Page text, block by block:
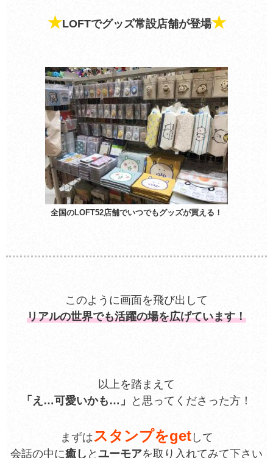
★LOFTでグッズ常設店舗が登場★
全国のLOFT52店舗でいつでもグッズが買える！
このように画面を飛び出して
リアルの世界でも活躍の場を広げています！
以上を踏まえて
「え…可愛いかも…」
と思ってくださった方！
まずはスタンプをgetして
会話の中に癒し と ユーモアを取り入れてみて下さい